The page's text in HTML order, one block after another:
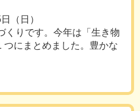
（日）
くりです。今年は「生き物
つにまとめました。豊かな